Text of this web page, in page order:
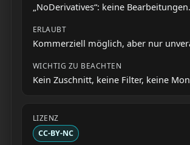
„NoDerivatives“: keine Bearbeitungen.
Kommerziell möglich, aber nur
Kein Zuschnitt, keine Filter, keine
CC-BY-NC